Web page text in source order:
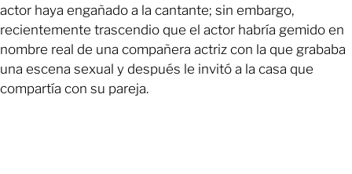
actor haya engañado a la cantante; sin embargo,
recientemente trascendio que el actor habría gemido en
nombre real de una compañera actriz con la que grababa
una escena sexual y después le invitó a la casa que
compartía con su pareja.